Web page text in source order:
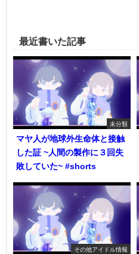
最近書いた記事
未分類
マヤ人が地球外生命体と接触
した証 ~人間の製作に３回失
敗していた~ #shorts
その他アイドル情報